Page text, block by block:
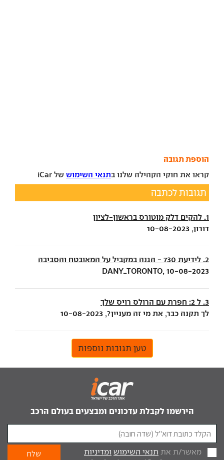
הוספת תגובה
קראו את חוקי הקהילה שלנו בתנאי השימוש של iCar
תגובות לכתבה
1. להקים דלק מוטורס בראשון-לציון
דורון, 10-08-2023
2. לידיעת 730 - הגנה במקביל על המאובטח והסביבה
DANY_TORONTO, 10-08-2023
3. ל 2: חפרת עם הרולס רויס שלך
לך תקנה כבר, את מי זה מעניין?, 10-08-2023
טען תגובות נוספות
הירשמו לקבלת עדכונים ומבצעים בעולם הרכב
מאשר/ת את תנאי השימוש ומדיניות